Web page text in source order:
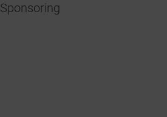
Sponsoring